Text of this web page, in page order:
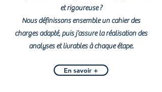
et rigoureuse ?
Nous définissons ensemble un cahier des
charges adapté, puis j’assure la réalisation des
analyses et livrables à chaque étape.
En savoir +